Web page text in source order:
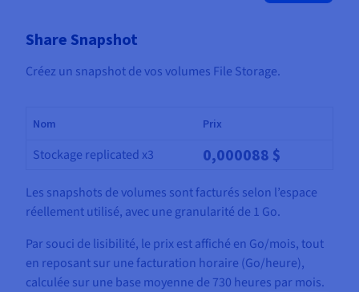
Share Snapshot
Créez un snapshot de vos volumes File Storage.
Nom Prix
Stockage replicated x3 0,000088 $
Les snapshots de volumes sont facturés selon l’espace
réellement utilisé, avec une granularité de 1 Go.
Par souci de lisibilité, le prix est affiché en Go/mois, tout
en reposant sur une facturation horaire (Go/heure),
calculée sur une base moyenne de 730 heures par mois.